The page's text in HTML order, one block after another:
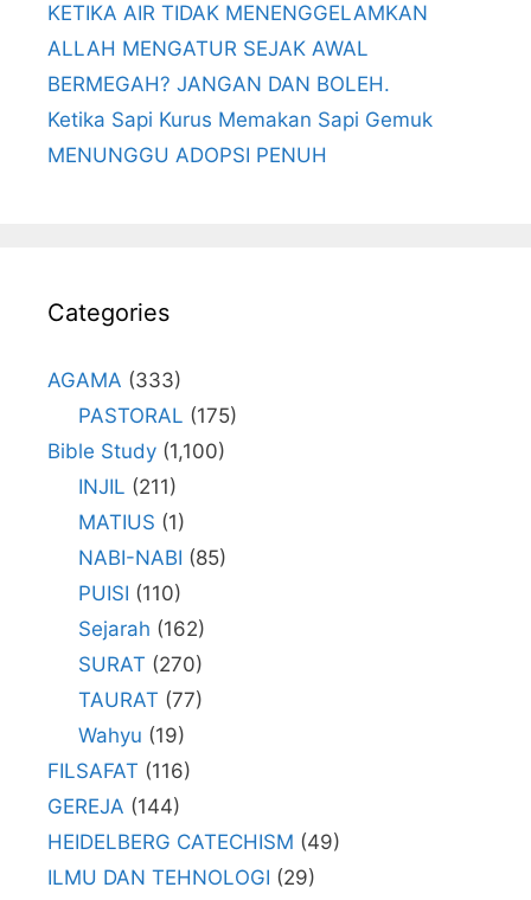
KETIKA AIR TIDAK MENENGGELAMKAN
ALLAH MENGATUR SEJAK AWAL
BERMEGAH? JANGAN DAN BOLEH.
Ketika Sapi Kurus Memakan Sapi Gemuk
MENUNGGU ADOPSI PENUH
Categories
AGAMA (333)
PASTORAL (175)
Bible Study (1,100)
INJIL (211)
MATIUS (1)
NABI-NABI (85)
PUISI (110)
Sejarah (162)
SURAT (270)
TAURAT (77)
Wahyu (19)
FILSAFAT (116)
GEREJA (144)
HEIDELBERG CATECHISM (49)
ILMU DAN TEHNOLOGI (29)